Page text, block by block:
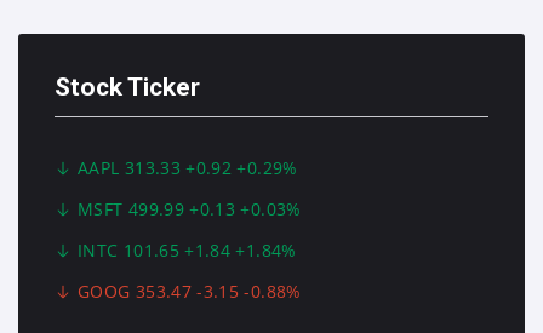
Stock Ticker
AAPL 313.33 +0.92 +0.29%
MSFT 499.99 +0.13 +0.03%
INTC 101.65 +1.84 +1.84%
GOOG 353.47 -3.15 -0.88%